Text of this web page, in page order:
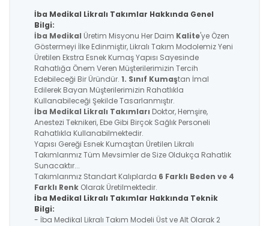
İba Medikal Likralı Takımlar Hakkında Genel
Bilgi:
İba Medikal Üretim Misyonu Her Daim Kalite'ye Özen
Göstermeyi İlke Edinmiştir, Likralı Takım Modolemiz Yeni
Üretilen Ekstra Esnek Kumaş Yapısı Sayesinde
Rahatlığa Önem Veren Müşterilerimizin Tercih
Edebileceği Bir Üründür. 1. Sınıf Kumaştan İmal
Edilerek Bayan Müşterilerimizin Rahatlıkla
Kullanabileceği Şekilde Tasarlanmıştır.
İba Medikal Likralı Takımları Doktor, Hemşire,
Anestezi Teknikeri, Ebe Gibi Birçok Sağlık Personeli
Rahatlıkla Kullanabilmektedir.
Yapısı Gereği Esnek Kumaştan Üretilen Likralı
Takımlarımız Tüm Mevsimler de Size Oldukça Rahatlık
Sunacaktır...
Takımlarımız Standart Kalıplarda 6 Farklı Beden ve 4
Farklı Renk Olarak Üretilmektedir.
İba Medikal Likralı Takımlar Hakkında Teknik
Bilgi:
- İba Medikal Likralı Takım Modeli Üst ve Alt Olarak 2